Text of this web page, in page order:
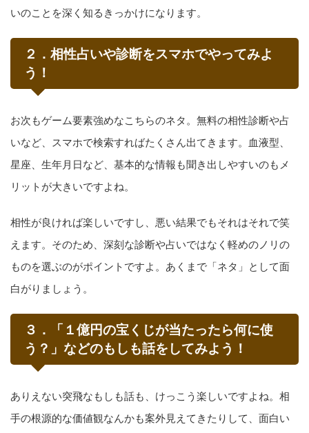
いのことを深く知るきっかけになります。
２．相性占いや診断をスマホでやってみよ
う！
お次もゲーム要素強めなこちらのネタ。無料の相性診断や占
いなど、スマホで検索すればたくさん出てきます。血液型、
星座、生年月日など、基本的な情報も聞き出しやすいのもメ
リットが大きいですよね。
相性が良ければ楽しいですし、悪い結果でもそれはそれで笑
えます。そのため、深刻な診断や占いではなく軽めのノリの
ものを選ぶのがポイントですよ。あくまで「ネタ」として面
白がりましょう。
３．「１億円の宝くじが当たったら何に使
う？」などのもしも話をしてみよう！
ありえない突飛なもしも話も、けっこう楽しいですよね。相
手の根源的な価値観なんかも案外見えてきたりして、面白い